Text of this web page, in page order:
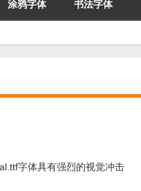
涂鸦字体 书法字体
字体具有强烈的视觉冲击